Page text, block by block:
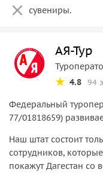
сувениры.
АЯ-Тур
4.8 94
Федеральный
77/01818659)
Наш штат состоит
сотрудников,
покажут Дагестан со